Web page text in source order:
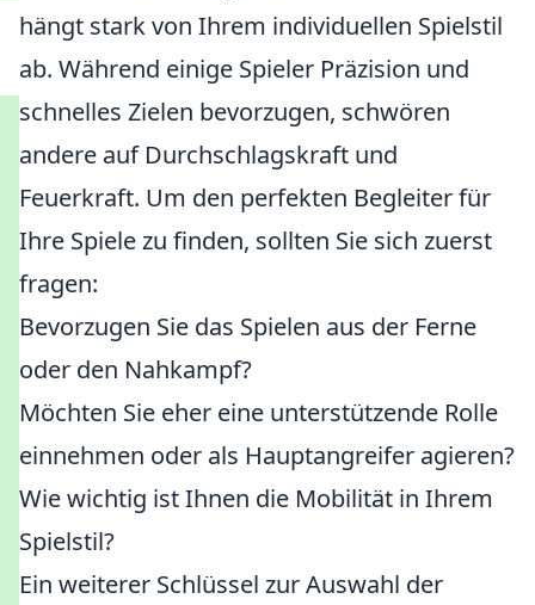
hängt stark von Ihrem individuellen Spielstil
ab. Während einige Spieler Präzision und
schnelles Zielen bevorzugen, schwören
andere auf Durchschlagskraft und
Feuerkraft. Um den perfekten Begleiter für
Ihre Spiele zu finden, sollten Sie sich zuerst
fragen:
Bevorzugen Sie das Spielen aus der Ferne
oder den Nahkampf?
Möchten Sie eher eine unterstützende Rolle
einnehmen oder als Hauptangreifer agieren?
Wie wichtig ist Ihnen die Mobilität in Ihrem
Spielstil?
Ein weiterer Schlüssel zur Auswahl der